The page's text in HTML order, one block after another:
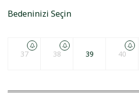
Bedeninizi Seçin
37 38 39 40